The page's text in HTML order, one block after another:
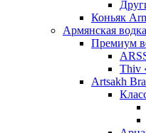
Коньяк
Армянская водка
Премиум
Thiv
Artsakh